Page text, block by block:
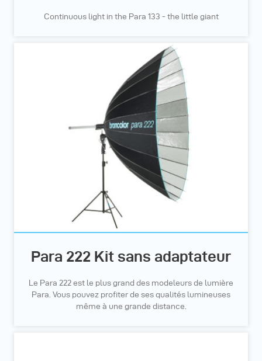
Continuous light in the Para 133 - the little giant
Para 222 Kit sans adaptateur
Le Para 222 est le plus grand des modeleurs de lumière
Para. Vous pouvez profiter de ses qualités lumineuses
même à une grande distance.